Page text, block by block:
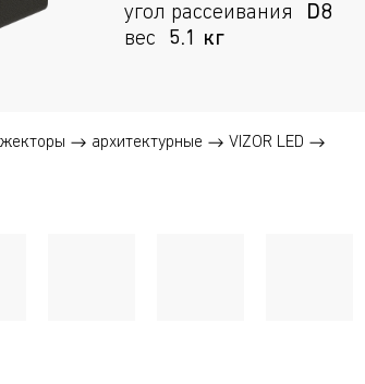
угол рассеивания
D8
вес
5.1 кг
архитектурные
VIZOR LED